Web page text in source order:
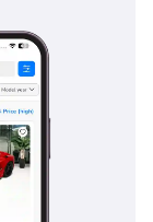
122، 138، 139، 392، 8.
"الأسعار قابلة للتغيير
حسب التوافر وظروف
السوق الحالية."